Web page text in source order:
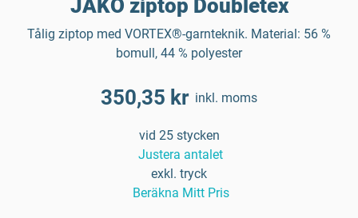
JAKO ziptop Doubletex
Tålig ziptop med VORTEX®-garnteknik. Material: 56 %
bomull, 44 % polyester
350,35 kr inkl. moms
vid 25 stycken
Justera antalet
exkl. tryck
Beräkna Mitt Pris